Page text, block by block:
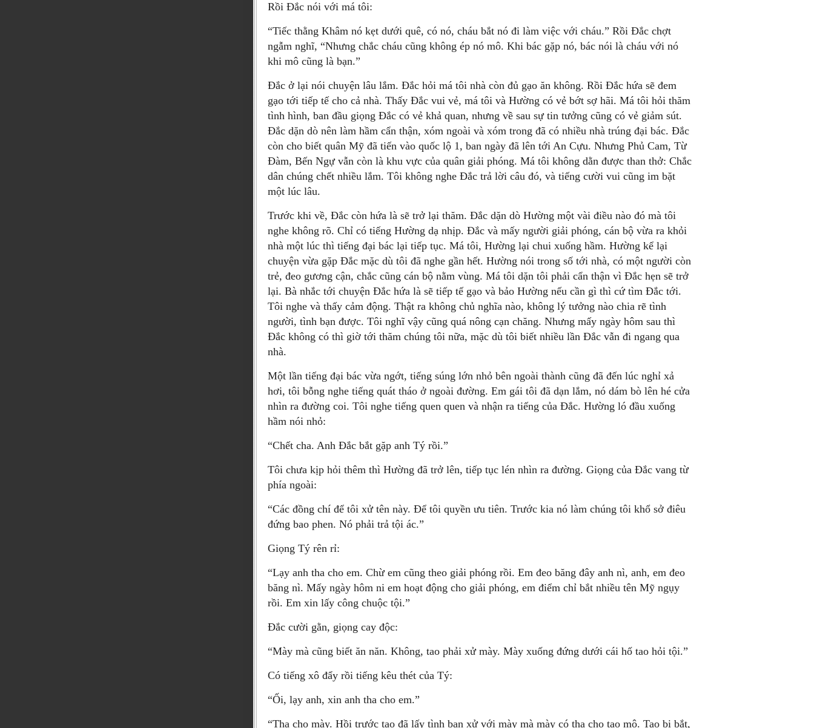
Rồi Ðắc nói với má tôi:
“Tiếc thằng Khâm nó kẹt dưới quê, có nó, cháu bắt nó đi làm việc với cháu.” Rồi Ðắc chợt
ngẫm nghĩ, “Nhưng chắc cháu cũng không ép nó mô. Khi bác gặp nó, bác nói là cháu với nó
khi mô cũng là bạn.”
Ðắc ở lại nói chuyện lâu lắm. Ðắc hỏi má tôi nhà còn đủ gạo ăn không. Rồi Ðắc hứa sẽ đem
gạo tới tiếp tế cho cả nhà. Thấy Ðắc vui vẻ, má tôi và Hường có vẻ bớt sợ hãi. Má tôi hỏi thăm
tình hình, ban đầu giọng Ðắc có vẻ khả quan, nhưng về sau sự tin tưởng cũng có vẻ giảm sút.
Ðắc dặn dò nên làm hầm cẩn thận, xóm ngoài và xóm trong đã có nhiều nhà trúng đại bác. Ðắc
còn cho biết quân Mỹ đã tiến vào quốc lộ 1, ban ngày đã lên tới An Cựu. Nhưng Phủ Cam, Từ
Ðàm, Bến Ngự vẫn còn là khu vực của quân giải phóng. Má tôi không dằn được than thở: Chắc
dân chúng chết nhiều lắm. Tôi không nghe Ðắc trả lời câu đó, và tiếng cười vui cũng im bặt
một lúc lâu.
Trước khi về, Ðắc còn hứa là sẽ trở lại thăm. Ðắc dặn dò Hường một vài điều nào đó mà tôi
nghe không rõ. Chỉ có tiếng Hường dạ nhịp. Ðắc và mấy người giải phóng, cán bộ vừa ra khỏi
nhà một lúc thì tiếng đại bác lại tiếp tục. Má tôi, Hường lại chui xuống hầm. Hường kể lại
chuyện vừa gặp Ðắc mặc dù tôi đã nghe gần hết. Hường nói trong số tới nhà, có một người còn
trẻ, đeo gương cận, chắc cũng cán bộ nằm vùng. Má tôi dặn tôi phải cẩn thận vì Ðắc hẹn sẽ trở
lại. Bà nhắc tới chuyện Ðắc hứa là sẽ tiếp tế gạo và bảo Hường nếu cần gì thì cứ tìm Ðắc tới.
Tôi nghe và thấy cảm động. Thật ra không chủ nghĩa nào, không lý tưởng nào chia rẽ tình
người, tình bạn được. Tôi nghĩ vậy cũng quá nông cạn chăng. Nhưng mấy ngày hôm sau thì
Ðắc không có thì giờ tới thăm chúng tôi nữa, mặc dù tôi biết nhiều lần Ðắc vẫn đi ngang qua
nhà.
Một lần tiếng đại bác vừa ngớt, tiếng súng lớn nhỏ bên ngoài thành cũng đã đến lúc nghỉ xả
hơi, tôi bỗng nghe tiếng quát tháo ở ngoài đường. Em gái tôi đã dạn lắm, nó dám bò lên hé cửa
nhìn ra đường coi. Tôi nghe tiếng quen quen và nhận ra tiếng của Ðắc. Hường ló đầu xuống
hầm nói nhỏ:
“Chết cha. Anh Ðắc bắt gặp anh Tý rồi.”
Tôi chưa kịp hỏi thêm thì Hường đã trở lên, tiếp tục lén nhìn ra đường. Giọng của Ðắc vang từ
phía ngoài:
“Các đồng chí để tôi xử tên này. Ðể tôi quyền ưu tiên. Trước kia nó làm chúng tôi khổ sở điêu
đứng bao phen. Nó phải trả tội ác.”
Giọng Tý rên rỉ:
“Lạy anh tha cho em. Chừ em cũng theo giải phóng rồi. Em đeo băng đây anh nì, anh, em đeo
băng nì. Mấy ngày hôm ni em hoạt động cho giải phóng, em điểm chỉ bắt nhiều tên Mỹ ngụy
rồi. Em xin lấy công chuộc tội.”
Ðắc cười gằn, giọng cay độc:
“Mày mà cũng biết ăn năn. Không, tao phải xử mày. Mày xuống đứng dưới cái hố tao hỏi tội.”
Có tiếng xô đẩy rồi tiếng kêu thét của Tý:
“Ối, lạy anh, xin anh tha cho em.”
“Tha cho mày. Hồi trước tao đã lấy tình bạn xử với mày mà mày có tha cho tao mô. Tao bị bắt,